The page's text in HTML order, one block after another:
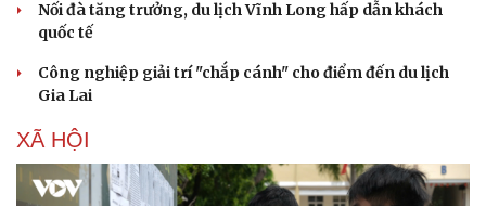
Văn hóa
Văn học
Âm nhạc
Di sản
Sao Việt
Nối đà tăng trưởng, du lịch Vĩnh Long hấp dẫn khách
quốc tế
Công nghiệp giải trí "chắp cánh" cho điểm đến du lịch
Gia Lai
XÃ HỘI